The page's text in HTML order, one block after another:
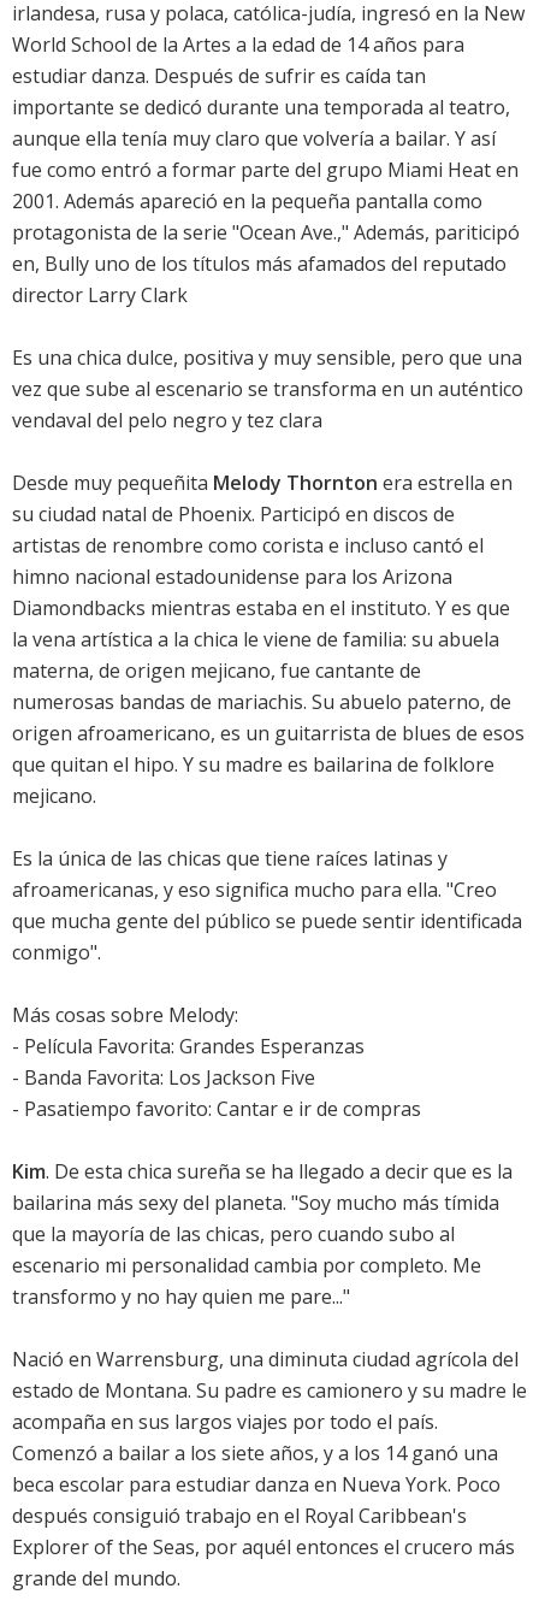
irlandesa, rusa y polaca, católica-judía, ingresó en la New
World School de la Artes a la edad de 14 años para
estudiar danza. Después de sufrir es caída tan
importante se dedicó durante una temporada al teatro,
aunque ella tenía muy claro que volvería a bailar. Y así
fue como entró a formar parte del grupo Miami Heat en
2001. Además apareció en la pequeña pantalla como
protagonista de la serie "Ocean Ave.," Además, pariticipó
en, Bully uno de los títulos más afamados del reputado
director Larry Clark
Es una chica dulce, positiva y muy sensible, pero que una
vez que sube al escenario se transforma en un auténtico
vendaval del pelo negro y tez clara
Desde muy pequeñita Melody Thornton era estrella en
su ciudad natal de Phoenix. Participó en discos de
artistas de renombre como corista e incluso cantó el
himno nacional estadounidense para los Arizona
Diamondbacks mientras estaba en el instituto. Y es que
la vena artística a la chica le viene de familia: su abuela
materna, de origen mejicano, fue cantante de
numerosas bandas de mariachis. Su abuelo paterno, de
origen afroamericano, es un guitarrista de blues de esos
que quitan el hipo. Y su madre es bailarina de folklore
mejicano.
Es la única de las chicas que tiene raíces latinas y
afroamericanas, y eso significa mucho para ella. "Creo
que mucha gente del público se puede sentir identificada
conmigo".
Más cosas sobre Melody:
- Película Favorita: Grandes Esperanzas
- Banda Favorita: Los Jackson Five
- Pasatiempo favorito: Cantar e ir de compras
Kim. De esta chica sureña se ha llegado a decir que es la
bailarina más sexy del planeta. "Soy mucho más tímida
que la mayoría de las chicas, pero cuando subo al
escenario mi personalidad cambia por completo. Me
transformo y no hay quien me pare..."
Nació en Warrensburg, una diminuta ciudad agrícola del
estado de Montana. Su padre es camionero y su madre le
acompaña en sus largos viajes por todo el país.
Comenzó a bailar a los siete años, y a los 14 ganó una
beca escolar para estudiar danza en Nueva York. Poco
después consiguió trabajo en el Royal Caribbean's
Explorer of the Seas, por aquél entonces el crucero más
grande del mundo.